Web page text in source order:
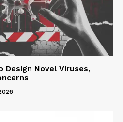
Design Novel Viruses,